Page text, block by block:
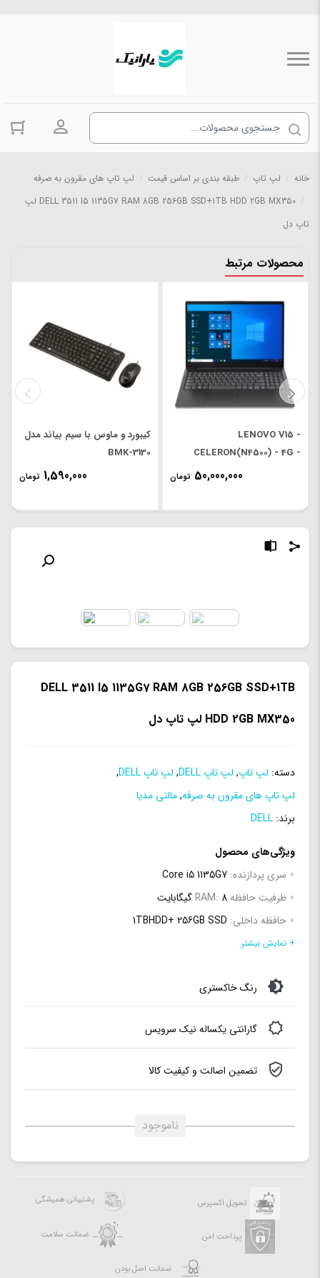
ورود به
خانه لپ تاپ طبقه بندی بر اساس قیمت
لپ تاپ های مقرون به صرفه
DELL 3511 I5 1135G7 RAM 8GB 256GB SSD+1TB HDD 2GB MX350 لپ
تاپ دل
محصولات مرتبط
LENOVO V15 -
CELERON(N4500) - 4G -
256G SSD - INTEL - 15.6'
50,000,000 تومان
کیبورد و ماوس با سیم بیاند مدل
BMK-3130
1,590,000 تومان
DELL 3511 I5 1135G7 RAM 8GB 256GB SSD+1TB
HDD 2GB MX350 لپ تاپ دل
دسته: لپ تاپ, لپ تاپ DELL , لپ تاپ DELL
,
لپ تاپ های مقرون به صرفه,مالتی مدیا
برند: DELL
ویژگی‌های محصول
سری پردازنده: Core i5 1135G7
ظرفیت حافظه RAM: 8 گیگابایت
حافظه داخلی: 1TBHDD+ 256GB SSD
حافظه اختصاصی پردازنده گرافیکی:
+ نمایش بیشتر
رنگ خاکستری
گارانتی یکساله نیک سرویس
تضمین اصالت و کیفیت کالا
ناموجود
تحویل اکسپرس پشتیبانی همیشگی
پرداخت امن ضمانت سلامت
ضمانت اصل بودن